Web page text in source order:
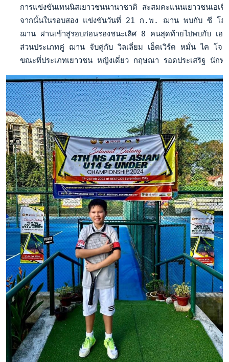
การแข่งขันเทนนิสเยาวชนนานาชาติ สะสมคะแนนเยาวชนเอเ
จากนั้นในรอบสอง แข่งขันวันที่ 21 ก.พ. ฌาน พบกับ ซี โฮ
ฌาน ผ่านเข้าสู่รอบก่อนรองชนะเลิศ 8 คนสุดท้ายไปพบกับ เอ
ส่วนประเภทคู่ ฌาน จับคู่กับ วิลเลี่ยม เอ็ดเวิร์ด หมั่น ไค โจ
ขณะที่ประเภทเยาวชน หญิงเดี่ยว กฤษณา รอดประเสริฐ นัก